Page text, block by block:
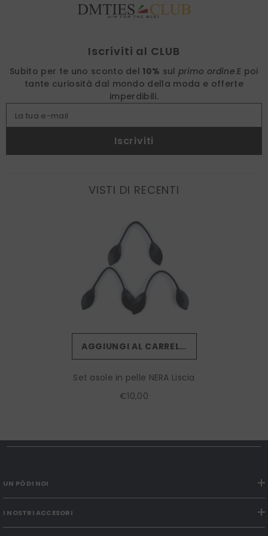
Iscriviti al CLUB
Subito per te uno sconto del 10% sulprimo ordine.E poi
tante curiosità dal mondo della moda e offerte
imperdibili.
La tua e-mail
Iscriviti
VISTI DI RECENTI
AGGIUNGI AL CARRELLO
Set asole in pelle NERA Liscia
€10,00
UN PÒ DI NOI
I NOSTRI ACCESORI